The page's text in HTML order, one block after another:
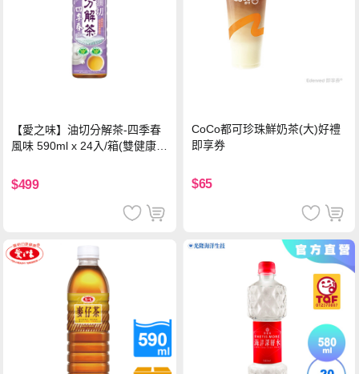
【愛之味】油切分解茶-四季春
風味 590ml x 24入/箱(雙健康認
$499
CoCo都可珍珠鮮奶茶(大)好禮
即享券
$65